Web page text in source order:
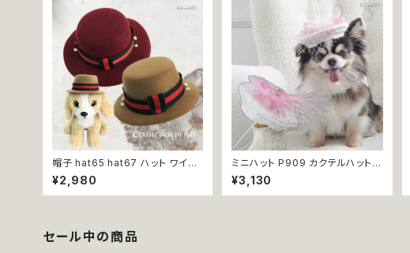
帽子 hat65 hat67 ハット ワイン
レッド グリーン 緑 レッド 赤 ベー
ジュ 小物 アクセサリー フォーマル
おしゃれ シック 上品 首輪 犬 犬服
¥2,980
ミニハット P909 カクテルハット風
帽子 トーク帽 ドレス帽 ドレスハッ
ト ファシネーター 犬 猫 ペット ア
イテム オシャレ おしゃれ かわいい
¥3,130
セール中の商品